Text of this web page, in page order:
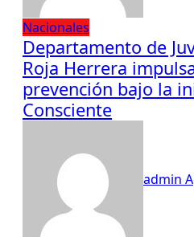
Nacionales
Departamento de
Roja Herrera
prevención bajo la
Consciente
admin